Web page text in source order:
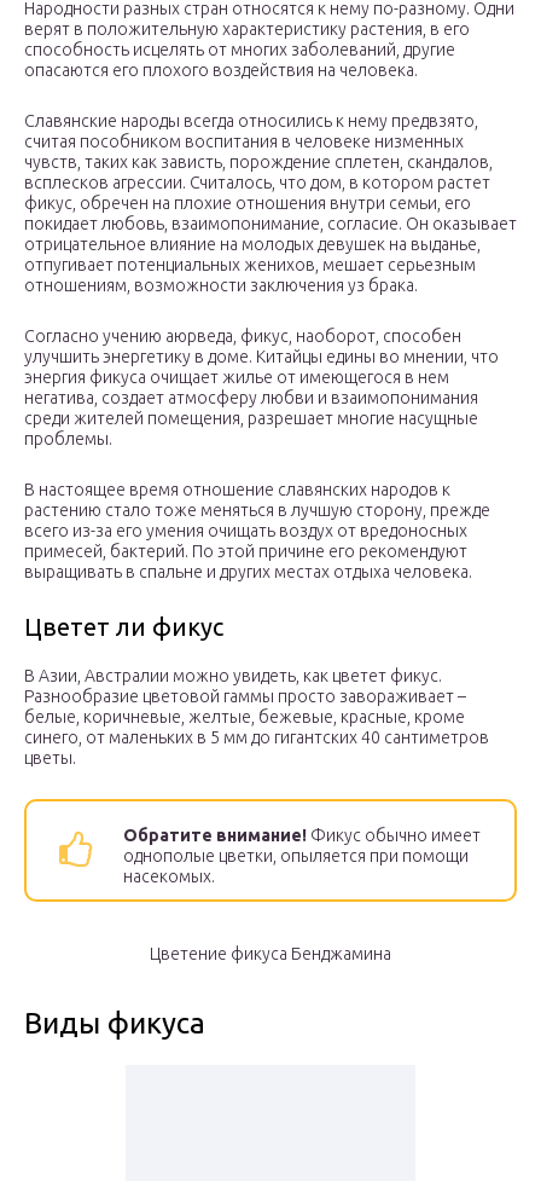
Народности разных стран относятся к нему по-разному. Одни
верят в положительную характеристику растения, в его
способность исцелять от многих заболеваний, другие
опасаются его плохого воздействия на человека.
Славянские народы всегда относились к нему предвзято,
считая пособником воспитания в человеке низменных
чувств, таких как зависть, порождение сплетен, скандалов,
всплесков агрессии. Считалось, что дом, в котором растет
фикус, обречен на плохие отношения внутри семьи, его
покидает любовь, взаимопонимание, согласие. Он оказывает
отрицательное влияние на молодых девушек на выданье,
отпугивает потенциальных женихов, мешает серьезным
отношениям, возможности заключения уз брака.
Согласно учению аюрведа, фикус, наоборот, способен
улучшить энергетику в доме. Китайцы едины во мнении, что
энергия фикуса очищает жилье от имеющегося в нем
негатива, создает атмосферу любви и взаимопонимания
среди жителей помещения, разрешает многие насущные
проблемы.
В настоящее время отношение славянских народов к
растению стало тоже меняться в лучшую сторону, прежде
всего из-за его умения очищать воздух от вредоносных
примесей, бактерий. По этой причине его рекомендуют
выращивать в спальне и других местах отдыха человека.
Цветет ли фикус
В Азии, Австралии можно увидеть, как цветет фикус.
Разнообразие цветовой гаммы просто завораживает –
белые, коричневые, желтые, бежевые, красные, кроме
синего, от маленьких в 5 мм до гигантских 40 сантиметров
цветы.
Обратите внимание! Фикус обычно имеет
однополые цветки, опыляется при помощи
насекомых.
Цветение фикуса Бенджамина
Виды фикуса